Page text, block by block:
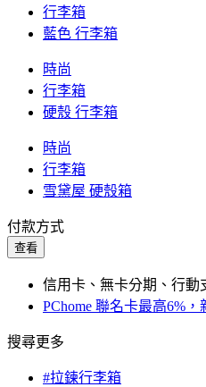
行李箱
藍色 行李箱
時尚
行李箱
硬殼 行李箱
時尚
行李箱
雪黛屋 硬殼箱
付款方式
查看
信用卡、無卡分期、行動
PChome 聯名卡最高6%
搜尋更多
#拉鍊行李箱